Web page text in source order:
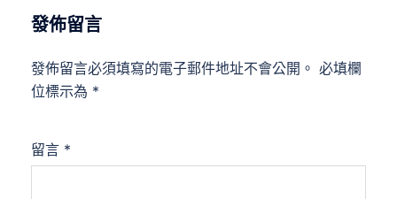
發佈留言
發佈留言必須填寫的電子郵件地址不會公開。 必填欄
位標示為 *
留言 *